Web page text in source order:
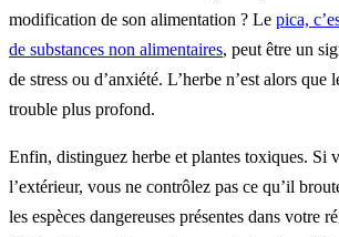
modification de son alimentation ? Le pica,
de substances non alimentaires, peut être un
de stress ou d’anxiété. L’herbe n’est alors que
trouble plus profond.
Enfin, distinguez herbe et plantes toxiques. Si
l’extérieur, vous ne contrôlez pas ce qu’il
les espèces dangereuses présentes dans votre